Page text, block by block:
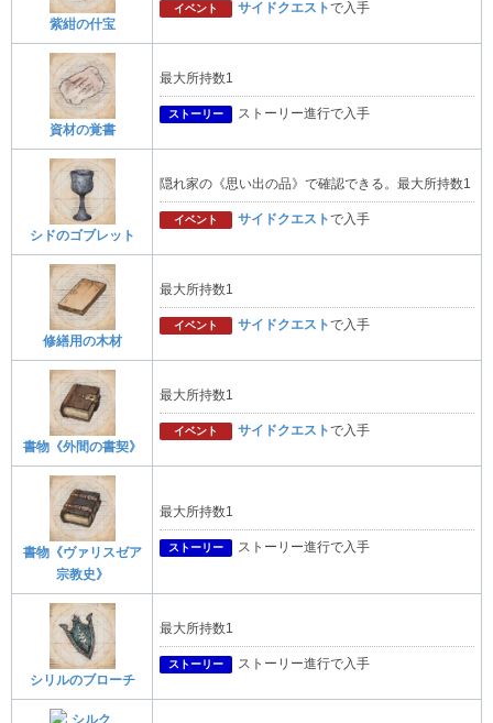
紫紺の什宝
イベント サイドクエストで入手
資材の覚書
最大所持数1
ストーリー ストーリー進行で入手
シドのゴブレット
隠れ家の《思い出の品》で確認できる。最大所持数1
イベント サイドクエストで入手
修繕用の木材
最大所持数1
イベント サイドクエストで入手
書物《外間の書契》
最大所持数1
イベント サイドクエストで入手
書物《ヴァリスゼア
宗教史》
最大所持数1
ストーリー ストーリー進行で入手
シリルのブローチ
最大所持数1
ストーリー ストーリー進行で入手